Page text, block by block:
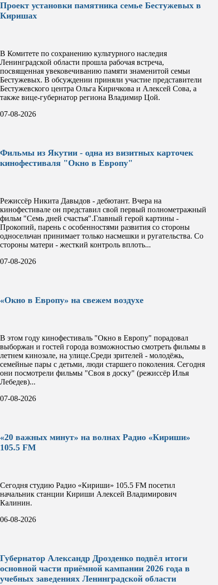
Проект установки памятника семье Бестужевых в
Киришах
В Комитете по сохранению культурного наследия
Ленинградской области прошла рабочая встреча,
посвященная увековечиванию памяти знаменитой семьи
Бестужевых. В обсуждении приняли участие представители
Бестужевского центра Ольга Киричкова и Алексей Сова, а
также вице-губернатор региона Владимир Цой.
07-08-2026
Фильмы из Якутии - одна из визитных карточек
кинофестиваля "Окно в Европу"
Режиссёр Никита Давыдов - дебютант. Вчера на
кинофестивале он представил свой первый полнометражный
фильм "Семь дней счастья".Главный герой картины -
Прокопий, парень с особенностями развития со стороны
односельчан принимает только насмешки и ругательства. Со
стороны матери - жесткий контроль вплоть...
07-08-2026
«Окно в Европу» на свежем воздухе
В этом году кинофестиваль "Окно в Европу" порадовал
выборжан и гостей города возможностью смотреть фильмы в
летнем кинозале, на улице.Среди зрителей - молодёжь,
семейные пары с детьми, люди старшего поколения. Сегодня
они посмотрели фильмы "Своя в доску" (режиссёр Илья
Лебедев)...
07-08-2026
«20 важных минут» на волнах Радио «Кириши»
105.5 FM
Сегодня студию Радио «Кириши» 105.5 FM посетил
начальник станции Кириши Алексей Владимирович
Калинин.
06-08-2026
Губернатор Александр Дрозденко подвёл итоги
основной части приёмной кампании 2026 года в
учебных заведениях Ленинградской области